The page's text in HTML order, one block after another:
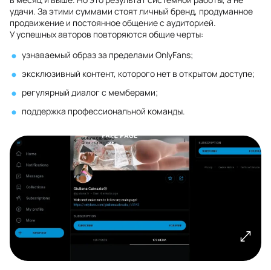
удачи. За этими суммами стоят личный бренд, продуманное
продвижение и постоянное общение с аудиторией.
У успешных авторов повторяются общие черты:
узнаваемый образ за пределами OnlyFans;
эксклюзивный контент, которого нет в открытом доступе;
регулярный диалог с мемберами;
поддержка профессиональной команды.